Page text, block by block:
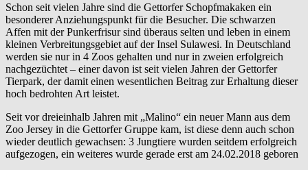
Schon seit vielen Jahre sind die Gettorfer Schopfmakaken ein
besonderer Anziehungspunkt für die Besucher. Die schwarzen
Affen mit der Punkerfrisur sind überaus selten und leben in einem
kleinen Verbreitungsgebiet auf der Insel Sulawesi. In Deutschland
werden sie nur in 4 Zoos gehalten und nur in zweien erfolgreich
nachgezüchtet – einer davon ist seit vielen Jahren der Gettorfer
Tierpark, der damit einen wesentlichen Beitrag zur Erhaltung dieser
hoch bedrohten Art leistet.
Seit vor dreieinhalb Jahren mit „Malino“ ein neuer Mann aus dem
Zoo Jersey in die Gettorfer Gruppe kam, ist diese denn auch schon
wieder deutlich gewachsen: 3 Jungtiere wurden seitdem erfolgreich
aufgezogen, ein weiteres wurde gerade erst am 24.02.2018 geboren